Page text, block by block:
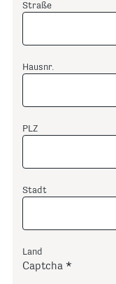
Straße
Hausnr.
PLZ
Stadt
Land
Captcha